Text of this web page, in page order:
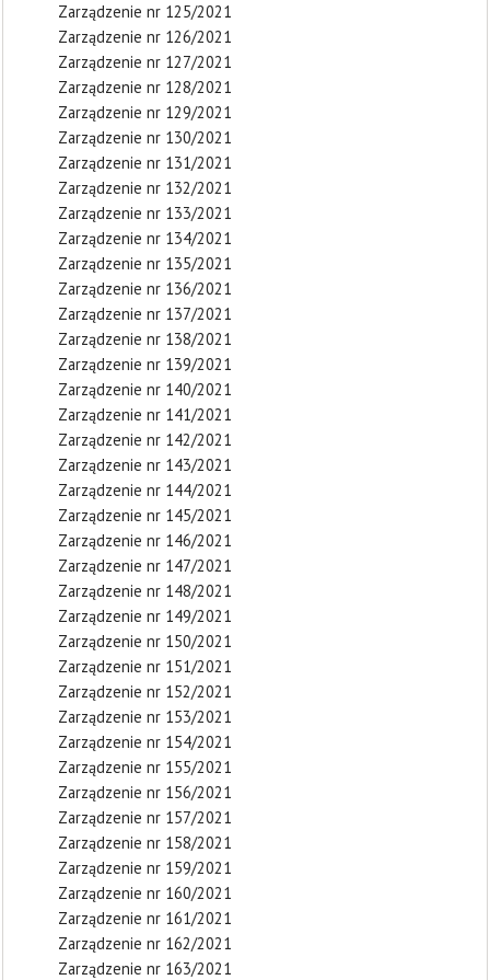
Zarządzenie nr 125/2021
Zarządzenie nr 126/2021
Zarządzenie nr 127/2021
Zarządzenie nr 128/2021
Zarządzenie nr 129/2021
Zarządzenie nr 130/2021
Zarządzenie nr 131/2021
Zarządzenie nr 132/2021
Zarządzenie nr 133/2021
Zarządzenie nr 134/2021
Zarządzenie nr 135/2021
Zarządzenie nr 136/2021
Zarządzenie nr 137/2021
Zarządzenie nr 138/2021
Zarządzenie nr 139/2021
Zarządzenie nr 140/2021
Zarządzenie nr 141/2021
Zarządzenie nr 142/2021
Zarządzenie nr 143/2021
Zarządzenie nr 144/2021
Zarządzenie nr 145/2021
Zarządzenie nr 146/2021
Zarządzenie nr 147/2021
Zarządzenie nr 148/2021
Zarządzenie nr 149/2021
Zarządzenie nr 150/2021
Zarządzenie nr 151/2021
Zarządzenie nr 152/2021
Zarządzenie nr 153/2021
Zarządzenie nr 154/2021
Zarządzenie nr 155/2021
Zarządzenie nr 156/2021
Zarządzenie nr 157/2021
Zarządzenie nr 158/2021
Zarządzenie nr 159/2021
Zarządzenie nr 160/2021
Zarządzenie nr 161/2021
Zarządzenie nr 162/2021
Zarządzenie nr 163/2021